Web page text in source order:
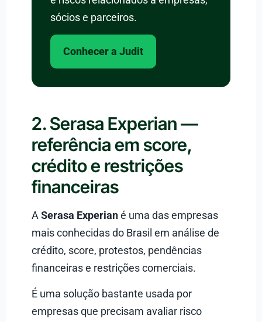
sócios e parceiros.
Conhecer a Judit
2. Serasa Experian —
referência em score,
crédito e restrições
financeiras
A Serasa Experiané uma das empresas
mais conhecidas do Brasil em análise de
crédito, score, protestos, pendências
financeiras e restrições comerciais.
É uma solução bastante usada por
empresas que precisam avaliar risco